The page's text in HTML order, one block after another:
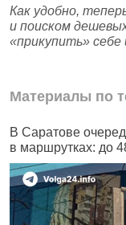
Как удобно,
и поиском
«прикупить»
Материалы по
В Саратове
в маршрутках: до